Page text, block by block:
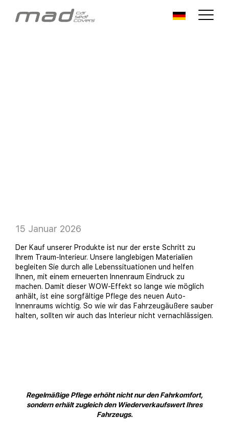
15 Januar 2026
Der Kauf unserer Produkte ist nur der erste Schritt zu
Ihrem Traum-Interieur. Unsere langlebigen Materialien
begleiten Sie durch alle Lebenssituationen und helfen
Ihnen, mit einem erneuerten Innenraum Eindruck zu
machen. Damit dieser WOW-Effekt so lange wie möglich
anhält, ist eine sorgfältige Pflege des neuen Auto-
Innenraums wichtig. So wie wir das Fahrzeugäußere sauber
halten, sollten wir auch das Interieur nicht vernachlässigen.
Regelmäßige Pflege erhöht nicht nur den Fahrkomfort,
sondern erhält zugleich den Wiederverkaufswert Ihres
Fahrzeugs.